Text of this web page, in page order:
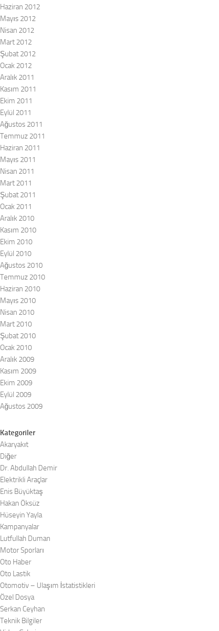
Haziran 2012
Mayıs 2012
Nisan 2012
Mart 2012
Şubat 2012
Ocak 2012
Aralık 2011
Kasım 2011
Ekim 2011
Eylül 2011
Ağustos 2011
Temmuz 2011
Haziran 2011
Mayıs 2011
Nisan 2011
Mart 2011
Şubat 2011
Ocak 2011
Aralık 2010
Kasım 2010
Ekim 2010
Eylül 2010
Ağustos 2010
Temmuz 2010
Haziran 2010
Mayıs 2010
Nisan 2010
Mart 2010
Şubat 2010
Ocak 2010
Aralık 2009
Kasım 2009
Ekim 2009
Eylül 2009
Ağustos 2009
Kategoriler
Akaryakıt
Diğer
Dr. Abdullah Demir
Elektrikli Araçlar
Enis Büyüktaş
Hakan Öksüz
Hüseyin Yayla
Kampanyalar
Lutfullah Duman
Motor Sporları
Oto Haber
Oto Lastik
Otomotiv – Ulaşım İstatistikleri
Özel Dosya
Serkan Ceyhan
Teknik Bilgiler